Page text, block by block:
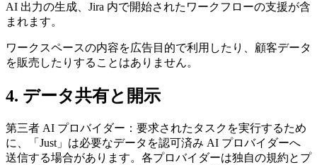
AI 出力の生成、Jira 内で開始されたワークフローの支援が含
まれます。
ワークスペースの内容を広告目的で利用したり、顧客データ
を販売したりすることはありません。
4. データ共有と開示
第三者 AI プロバイダー：要求されたタスクを実行するため
に、「Just」は必要なデータを認可済み AI プロバイダーへ
送信する場合があります。各プロバイダーは独自の規約とプ